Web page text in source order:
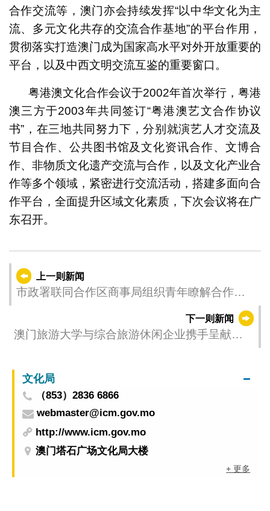
合作交流等，澳门亦会持续发挥“以中华文化为主
流、多元文化共存的交流合作基地”的平台作用，
贯彻落实打造澳门成为国家高水平对外开放重要的
平台，以及中西文明交流互鉴的重要窗口。
粤港澳文化合作会议于2002年首次举行，粤港
澳三方于2003年共同签订“粤港澳艺文合作协议
书”，在三地共同努力下，分别就演艺人才交流及
节目合作、公共图书馆及文化资讯合作、文博合
作、非物质文化遗产交流与合作，以及文化产业合
作等多个领域，紧密进行交流活动，搭建多面向合
作平台，全面提升区域文化素质，下次会议将在广
东召开。
上一则新闻
市政署联同合作区商事局组织青年瞭解合作区
下一则新闻
澳门旅游大学与综合旅游休闲企业携手呈献东
文化局
（853）2836 6866
webmaster@icm.gov.mo
http://www.icm.gov.mo
澳门塔石广场文化局大楼
+ 更多